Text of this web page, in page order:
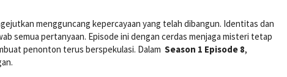
mengguncang kepercayaan yang telah dibangun. Identitas dan
semua pertanyaan. Episode ini dengan cerdas menjaga misteri tetap
penonton terus berspekulasi. Dalam Season 1 Episode 8,